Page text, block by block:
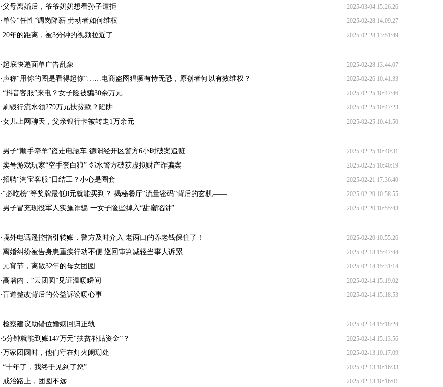
·父母离婚后，爷爷奶奶想看孙子遭拒 2025-03-04 15:26:26
·单位“任性”调岗降薪 劳动者如何维权 2025-02-28 14:09:27
·20年的距离，被3分钟的视频拉近了…… 2025-02-28 13:51:49
·起底快递面单广告乱象 2025-02-28 13:44:07
·声称“用你的图是看得起你”……电商盗图猖獗有恃无恐，原创者何以有效维权？ 2025-02-26 10:41:33
·“抖音客服”来电？女子险被骗30余万元 2025-02-25 10:47:46
·刷银行流水领279万元扶贫款？陷阱 2025-02-25 10:47:23
·女儿上网聊天，父亲银行卡被转走1万余元 2025-02-25 10:41:50
·男子“顺手牵羊”盗走电瓶车 德阳经开区警方6小时破案追赃 2025-02-25 10:40:31
·卖号游戏玩家“空手套白狼” 邻水警方破获虚拟财产诈骗案 2025-02-25 10:40:19
·招聘“淘宝客服”日结工？小心是圈套 2025-02-21 17:36:40
·“必吃榜”等奖牌最低8元就能买到？ 揭秘餐厅“流量密码”背后的玄机—— 2025-02-20 10:58:55
·男子冒充现役军人实施诈骗 一女子险些掉入“甜蜜陷阱” 2025-02-20 10:55:43
·境外电话遥控指引转账，警方及时介入 老两口的养老钱保住了！ 2025-02-20 10:55:26
·离婚纠纷被告身患重疾行动不便 巡回审判减轻当事人诉累 2025-02-18 15:47:44
·元宵节，离散32年的母女团圆 2025-02-14 15:31:14
·高墙内，“云团圆”见证温暖瞬间 2025-02-14 15:19:02
·盲道整改背后的公益诉讼暖心事 2025-02-14 15:18:53
·检察建议助错位婚姻回归正轨 2025-02-14 15:18:24
·5分钟就能到账147万元“扶贫补贴资金”？ 2025-02-14 15:13:56
·万家团圆时，他们守在灯火阑珊处 2025-02-13 10:17:09
·“十年了，我终于见到了您” 2025-02-13 10:16:33
·戒治路上，团圆不远 2025-02-13 10:16:01